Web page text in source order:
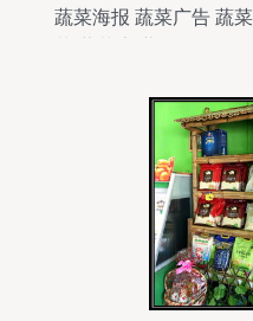
蔬菜海报 蔬菜广告 蔬
蔬菜 优质蔬菜 新鲜蔬
海报 蔬菜口味 水果拼
超市蔬菜 扶贫 精准扶
计 广告设